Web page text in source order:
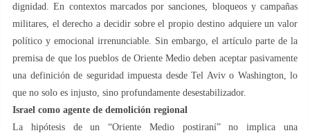
dignidad. En contextos marcados por sanciones, bloqueos y campañas
militares, el derecho a decidir sobre el propio destino adquiere un valor
político y emocional irrenunciable. Sin embargo, el artículo parte de la
premisa de que los pueblos de Oriente Medio deben aceptar pasivamente
una definición de seguridad impuesta desde Tel Aviv o Washington, lo
que no solo es injusto, sino profundamente desestabilizador.
Israel como agente de demolición regional
La hipótesis de un “Oriente Medio postiraní” no implica una